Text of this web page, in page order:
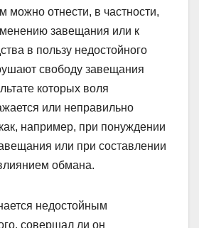
можно отнести, в частности,
завещания или к
в пользу недостойного
свободу завещания
которых воля
или неправильно
например, при понуждении
или при составлении
обмана.
недостойным
совершал ли он